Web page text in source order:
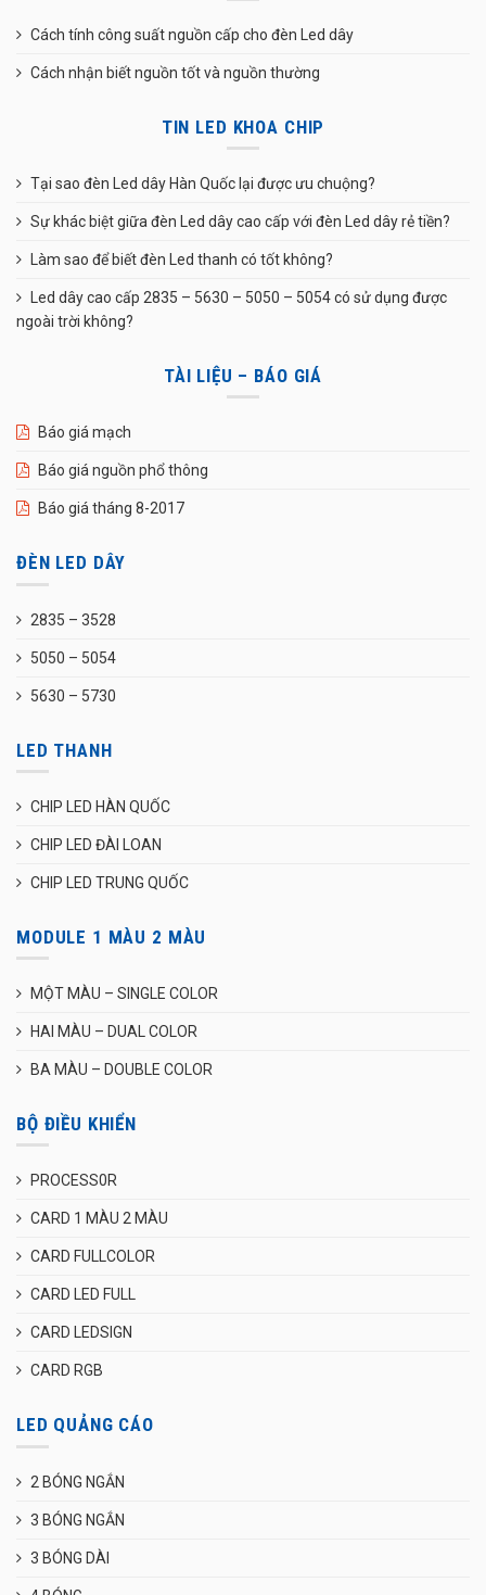
Cách tính công suất nguồn cấp cho đèn Led dây
Cách nhận biết nguồn tốt và nguồn thường
TIN LED KHOA CHIP
Tại sao đèn Led dây Hàn Quốc lại được ưu chuộng?
Sự khác biệt giữa đèn Led dây cao cấp với đèn Led dây rẻ tiền?
Làm sao để biết đèn Led thanh có tốt không?
Led dây cao cấp 2835 – 5630 – 5050 – 5054 có sử dụng được
ngoài trời không?
TÀI LIỆU – BÁO GIÁ
Báo giá mạch
Báo giá nguồn phổ thông
Báo giá tháng 8-2017
ĐÈN LED DÂY
2835 – 3528
5050 – 5054
5630 – 5730
LED THANH
CHIP LED HÀN QUỐC
CHIP LED ĐÀI LOAN
CHIP LED TRUNG QUỐC
MODULE 1 MÀU 2 MÀU
MỘT MÀU – SINGLE COLOR
HAI MÀU – DUAL COLOR
BA MÀU – DOUBLE COLOR
BỘ ĐIỀU KHIỂN
PROCESS0R
CARD 1 MÀU 2 MÀU
CARD FULLCOLOR
CARD LED FULL
CARD LEDSIGN
CARD RGB
LED QUẢNG CÁO
2 BÓNG NGẮN
3 BÓNG NGẮN
3 BÓNG DÀI